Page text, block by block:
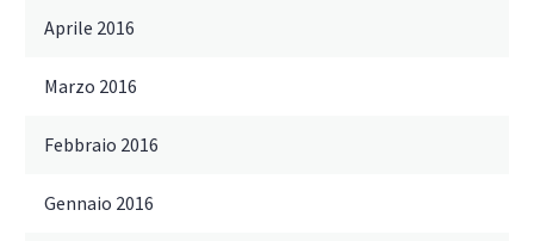
Aprile 2016
Marzo 2016
Febbraio 2016
Gennaio 2016